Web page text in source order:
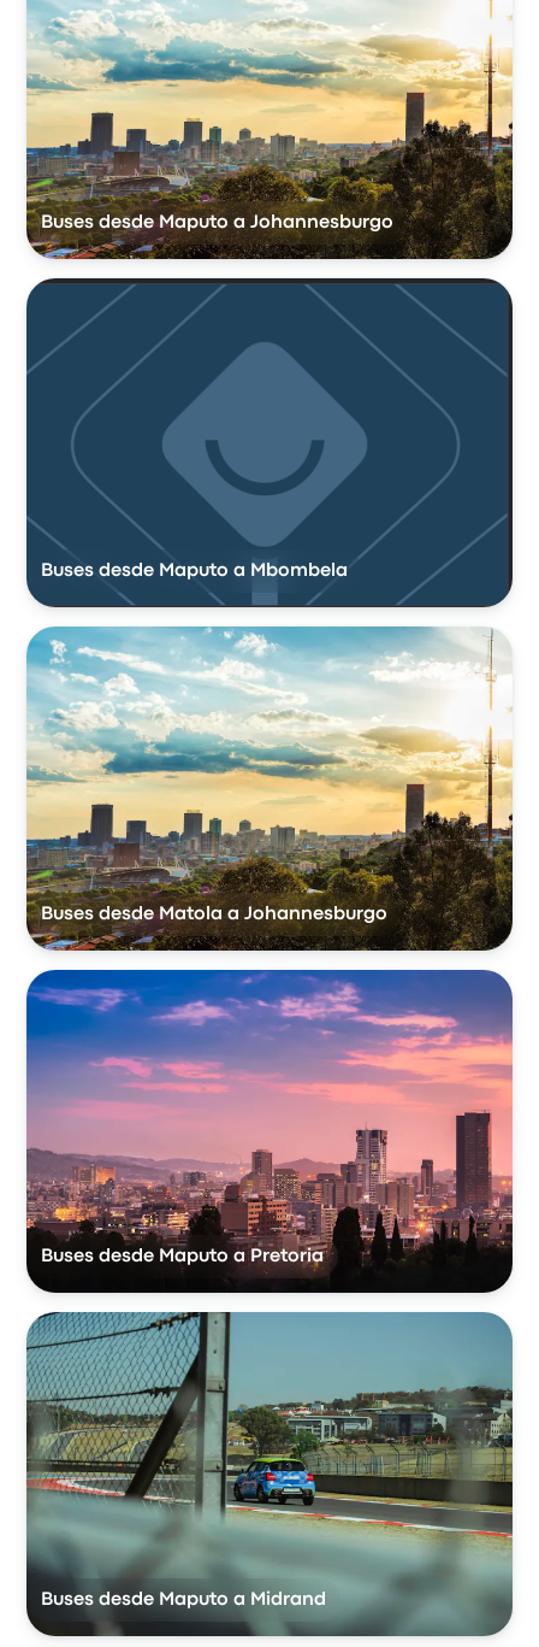
Buses desde Maputo a Johannesburgo
Buses desde Maputo a Mbombela
Buses desde Matola a Johannesburgo
Buses desde Maputo a Pretoria
Buses desde Maputo a Midrand